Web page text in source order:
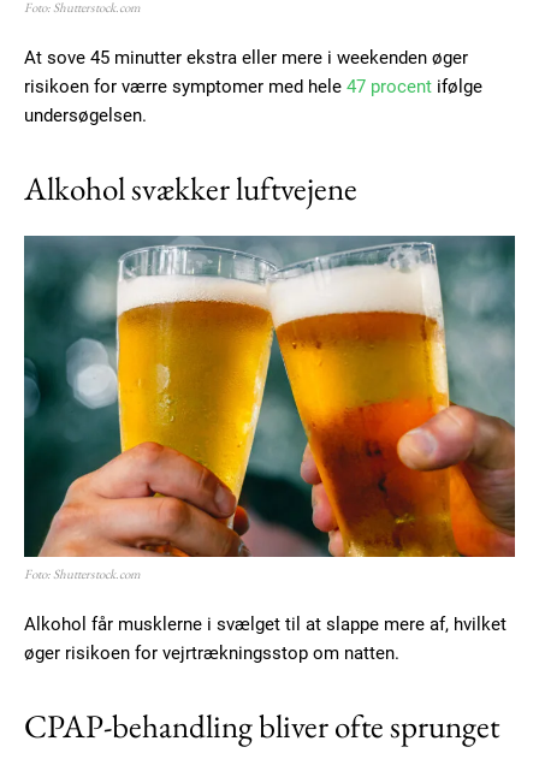
Foto: Shutterstock.com
At sove 45 minutter ekstra eller mere i weekenden øger
risikoen for værre symptomer med hele 47 procent ifølge
undersøgelsen.
Alkohol svækker luftvejene
Foto: Shutterstock.com
Alkohol får musklerne i svælget til at slappe mere af, hvilket
øger risikoen for vejrtrækningsstop om natten.
CPAP-behandling bliver ofte sprunget